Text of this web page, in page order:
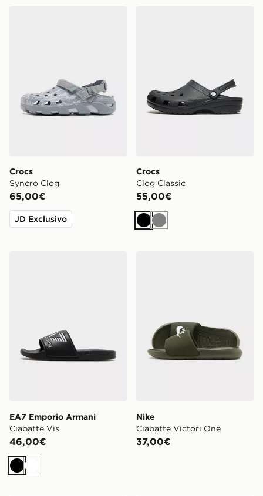
Crocs
Syncro Clog
65,00€
JD Exclusivo
Crocs
Clog Classic
55,00€
NeroGrigio
EA7 Emporio Armani
Ciabatte Vis
46,00€
NeroBianco
Nike
Ciabatte Victori One
37,00€